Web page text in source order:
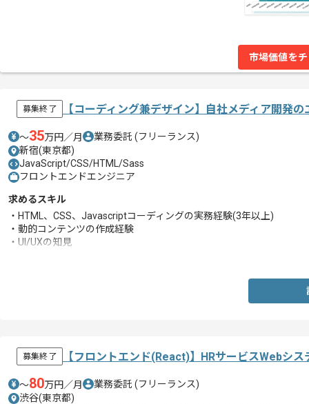
市場価値を
募集終了 【コーディング兼デザイン】自社メディア開発
〜35万円／月 業務委託 (フリーランス)
新宿(東京都)
JavaScript/CSS/HTML/Sass
フロントエンドエンジニア
求めるスキル
・HTML、CSS、Javascriptコーディングの実務経験(3年以上)
・動的コンテンツの作成経験
・UI/UXの知見
募集終了 【フロントエンド(React)】HRサービスWebシ
〜80万円／月 業務委託 (フリーランス)
渋谷(東京都)